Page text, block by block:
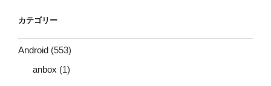
カテゴリー
Android (553)
anbox (1)